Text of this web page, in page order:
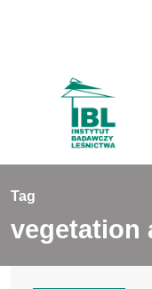
Tag
vegetation